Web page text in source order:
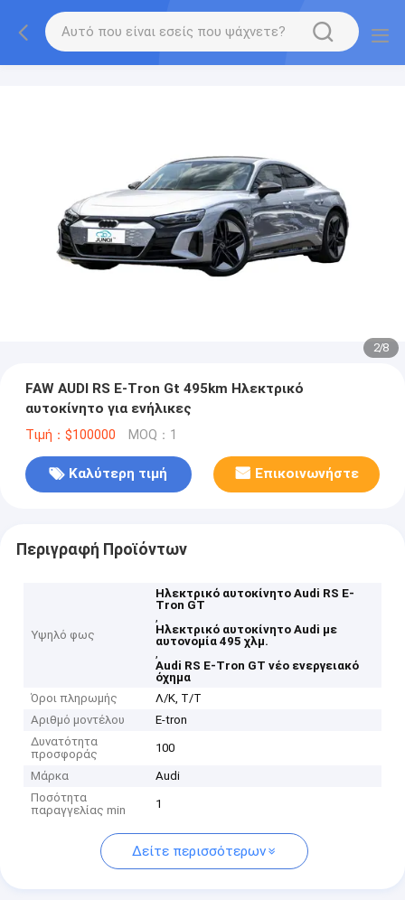
2/8
FAW AUDI RS E-Tron Gt 495km Ηλεκτρικό
αυτοκίνητο για ενήλικες
Τιμή：$100000 MOQ：1
Καλύτερη τιμή Επικοινωνήστε
Περιγραφή Προϊόντων
Υψηλό φως
Ηλεκτρικό αυτοκίνητο Audi RS E-
Tron GT
,
Ηλεκτρικό αυτοκίνητο Audi με
αυτονομία 495 χλμ.
,
Audi RS E-Tron GT νέο ενεργειακό
όχημα
Όροι πληρωμής
Λ/Κ, Τ/Τ
Αριθμό μοντέλου
E-tron
Δυνατότητα
προσφοράς
100
Μάρκα
Audi
Ποσότητα
παραγγελίας min
1
Δείτε περισσότερων